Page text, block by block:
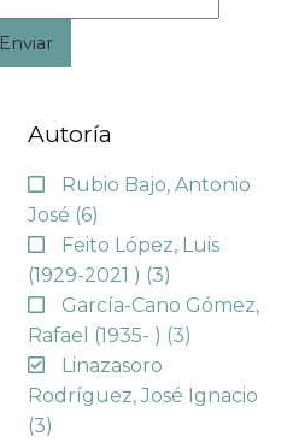
Enviar
Autoría
Rubio Bajo, Antonio
José (6)
Feito López, Luis
(1929-2021 ) (3)
García-Cano Gómez,
Rafael (1935- ) (3)
Linazasoro
Rodríguez, José Ignacio
(3)